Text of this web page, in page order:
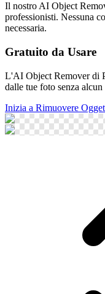
Il nostro AI Object
professionisti. Nessuna
necessaria.
Gratuito da Usare
L'AI Object Remover di
dalle tue foto senza alcun
Inizia a Rimuovere